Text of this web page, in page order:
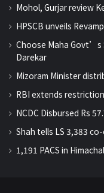
Mohol, Gurjar review
HPSCB unveils
Choose Maha Govt’s
Darekar
Mizoram Minister
RBI extends
NCDC Disbursed Rs
Shah tells LS 3,383
1,191 PACS in